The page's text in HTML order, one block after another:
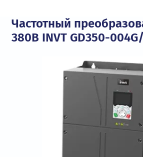
Частотный
380В INVT GD350-